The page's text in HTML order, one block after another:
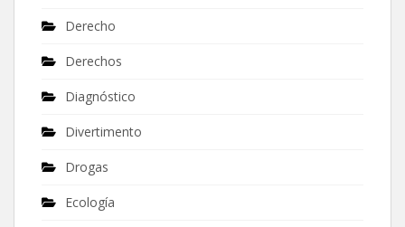
Derecho
Derechos
Diagnóstico
Divertimento
Drogas
Ecología